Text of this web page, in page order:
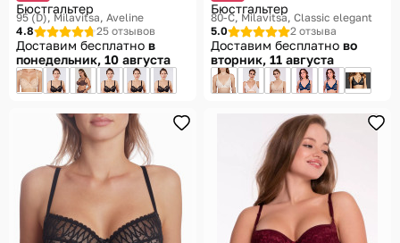
Бюстгальтер
95 (D) Milavitsa, Aveline
4.8
25 отзывов
Доставим бесплатно в
понедельник, 10 августа
Бюстгальтер
80-C Milavitsa, Classic elegant
5.0
2 отзыва
Доставим бесплатно во
вторник, 11 августа